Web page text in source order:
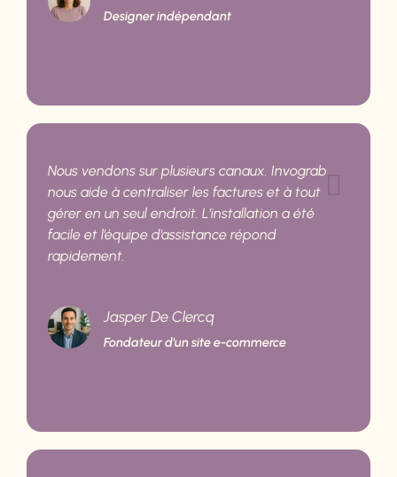
Designer indépendant
Nous vendons sur plusieurs canaux. Invograb
nous aide à centraliser les factures et à tout
gérer en un seul endroit. L’installation a été
facile et l’équipe d’assistance répond
rapidement.
Jasper De Clercq
Fondateur d'un site e-commerce